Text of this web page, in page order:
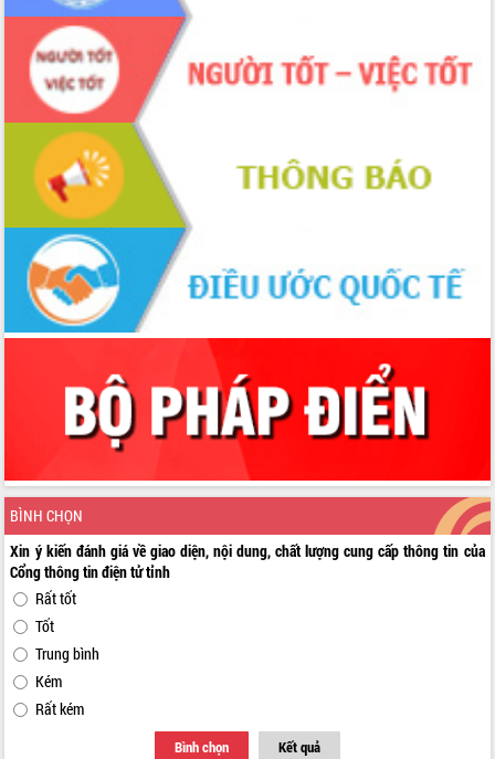
BÌNH CHỌN
Xin ý kiến đánh giá về giao diện, nội dung, chất lượng cung cấp thông tin của
Cổng thông tin điện tử tỉnh
Rất tốt
Tốt
Trung bình
Kém
Rất kém
Bình chọn Kết quả